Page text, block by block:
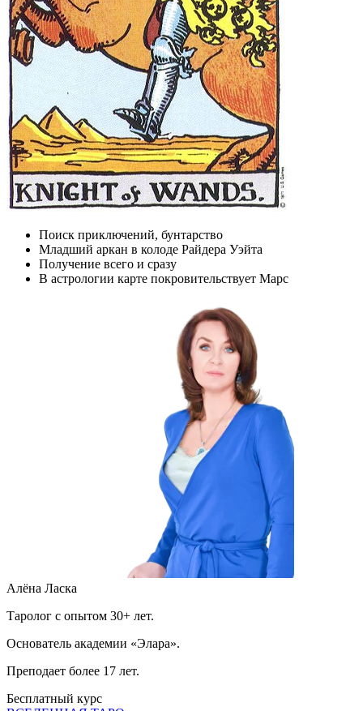
Поиск приключений, бунтарство
Младший аркан в колоде Райдера Уэйта
Получение всего и сразу
В астрологии карте покровительствует Марс
Алёна Ласка
Таролог с опытом 30+ лет.
Основатель академии «Элара».
Преподает более 17 лет.
Бесплатный курс